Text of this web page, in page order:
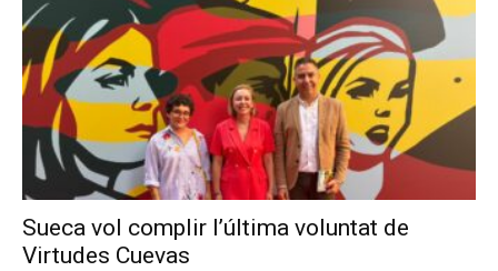
Sueca vol complir l’última voluntat de
Virtudes Cuevas